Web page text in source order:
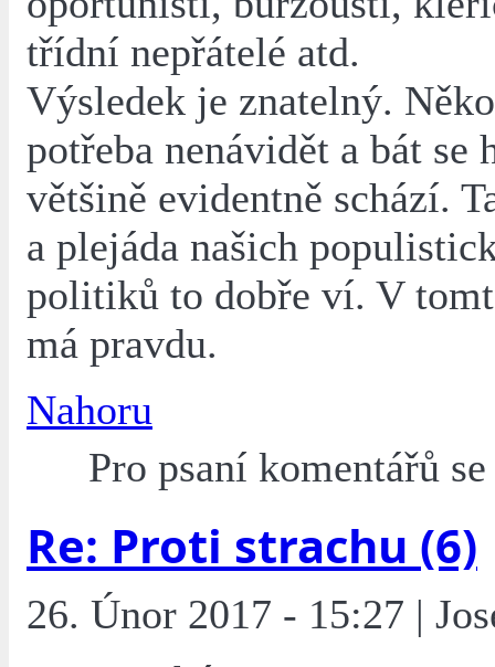
třídní nepřátelé atd.
Výsledek je znatelný.
potřeba nenávidět a bát se
většině evidentně schází.
a plejáda našich
politiků to dobře ví. V
má pravdu.
Nahoru
Pro psaní komentářů
Re: Proti strachu (6)
26. Únor 2017 - 15:27 |